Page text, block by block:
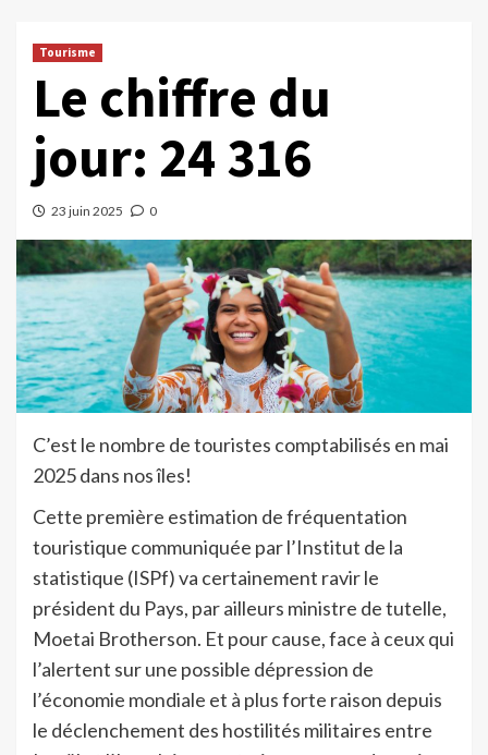
Tourisme
Le chiffre du
jour: 24 316
23 juin 2025 0
C’est le nombre de touristes comptabilisés en mai
2025 dans nos îles!
Cette première estimation de fréquentation
touristique communiquée par l’Institut de la
statistique (ISPf) va certainement ravir le
président du Pays, par ailleurs ministre de tutelle,
Moetai Brotherson. Et pour cause, face à ceux qui
l’alertent sur une possible dépression de
l’économie mondiale et à plus forte raison depuis
le déclenchement des hostilités militaires entre